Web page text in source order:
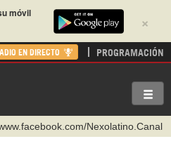
×
móvil
EN DIRECTO PROGRAMACIÓN
Nexolatino.Canal